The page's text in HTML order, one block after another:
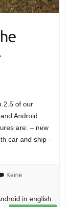
2.5 of our
Android
are: – new
car and ship –
Keine
in english